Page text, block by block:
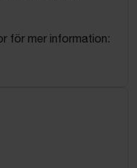
för mer information: